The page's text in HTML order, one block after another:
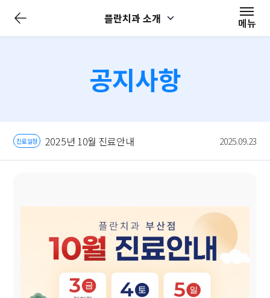
플란치과 소개 메뉴
뉴
공지사항
진료일정 2025년 10월 진료안내 2025.09.23